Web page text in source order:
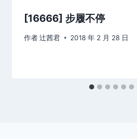
[16666] 步履不停
作者辻茜君 2018 年 2 月 28 日